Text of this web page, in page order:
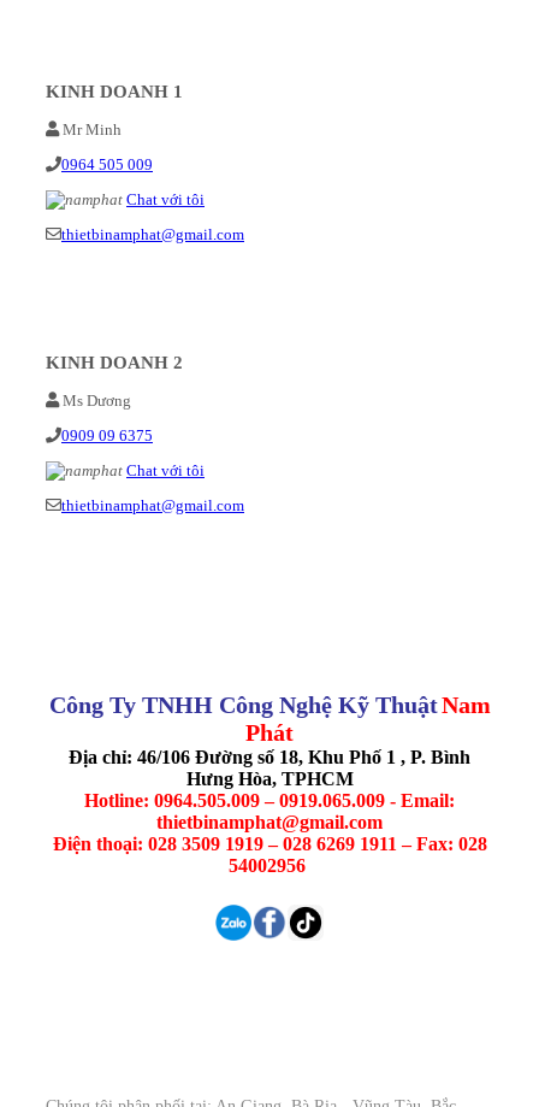
KINH DOANH 1
Mr Minh
0964 505 009
Chat với tôi
thietbinamphat@gmail.com
KINH DOANH 2
Ms Dương
0909 09 6375
Chat với tôi
thietbinamphat@gmail.com
Công Ty TNHH Công Nghệ Kỹ ThuậtNam
Phát
Địa chỉ: 46/106 Đường số 18, Khu Phố 1 , P. Bình
Hưng Hòa, TPHCM
Hotline: 0964.505.009 – 0919.065.009 - Email:
thietbinamphat@gmail.com
Điện thoại: 028 3509 1919 – 028 6269 1911 – Fax: 028
54002956